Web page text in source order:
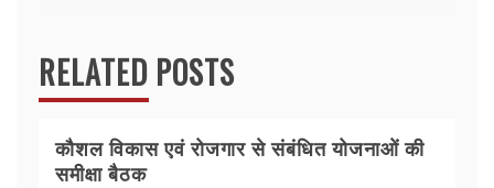
RELATED POSTS
कौशल विकास एवं रोजगार से संबंधित योजनाओं की
समीक्षा बैठक